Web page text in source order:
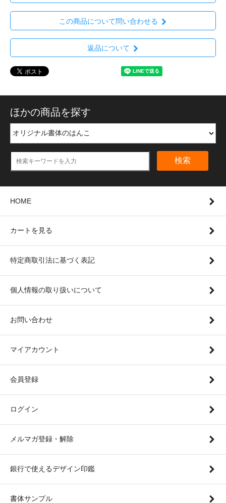
この商品について問い合わせる
返品について
ほかの商品を探す
検索
HOME
カートを見る
特定商取引法に基づく表記
個人情報の取り扱いについて
お問い合わせ
マイアカウント
会員登録
ログイン
メルマガ登録・解除
銀行で使えるデザイン印鑑
書体サンプル